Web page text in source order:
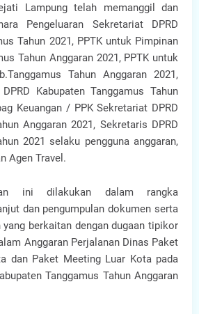
Lampung telah memanggil dan
Pengeluaran Sekretariat DPRD
Tahun 2021, PPTK untuk Pimpinan
Tahun Anggaran 2021, PPTK untuk
Tahun Anggaran 2021,
Kabupaten Tanggamus Tahun
Keuangan / PPK Sekretariat DPRD
Anggaran 2021, Sekretaris DPRD
2021 selaku pengguna anggaran,
Agen Travel.
ini dilakukan dalam rangka
dan pengumpulan dokumen serta
berkaitan dengan dugaan tipikor
Anggaran Perjalanan Dinas Paket
dan Paket Meeting Luar Kota pada
Tanggamus Tahun Anggaran